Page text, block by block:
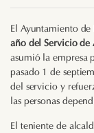
El Ayuntamiento
año del Servicio de
asumió la empresa
pasado 1 de
del servicio y
las personas
El teniente de